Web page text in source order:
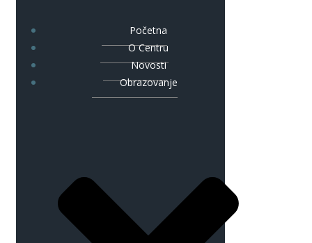
Početna
O Centru
Novosti
Obrazovanje